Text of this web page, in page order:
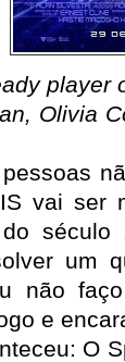
player
Olivia
vai ser
século
um
não
e
O